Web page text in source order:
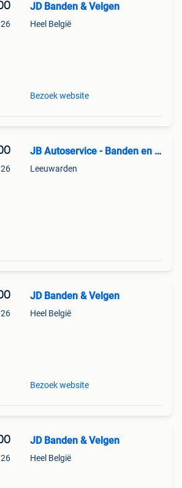
JD Banden & Velgen
Heel België
Bezoek website
JB Autoservice - Banden en Velgen
Leeuwarden
JD Banden & Velgen
Heel België
Bezoek website
JD Banden & Velgen
Heel België